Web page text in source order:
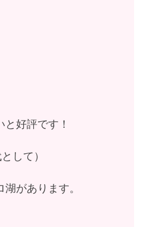
好評です！
して）
があります。